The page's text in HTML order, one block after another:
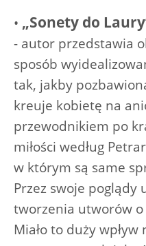
• „Sonety do
- autor przedstawia
sposób
tak, jakby
kreuje kobietę na
przewodnikiem po
miłości według
w którym są same
Przez swoje poglądy
tworzenia utworów o
Miało to duży